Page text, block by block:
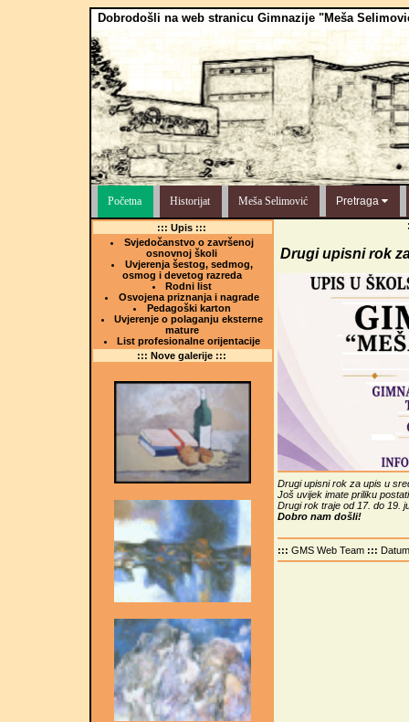
Dobrodošli na web stranicu Gimnazije "Meša
Početna Historijat Meša Selimović Pretraga
::: Upis :::
Svjedočanstvo o završenoj
osnovnoj školi
Uvjerenja šestog, sedmog,
osmog i devetog razreda
Rodni list
Osvojena priznanja i nagrade
Pedagoški karton
Uvjerenje o polaganju eksterne
mature
List profesionalne orijentacije
::: Nove galerije :::
Drugi upisni rok
Drugi upisni rok za upis u
Još uvijek imate priliku
Drugi rok traje od 17. do 19.
Dobro nam došli!
::: GMS Web Team :::